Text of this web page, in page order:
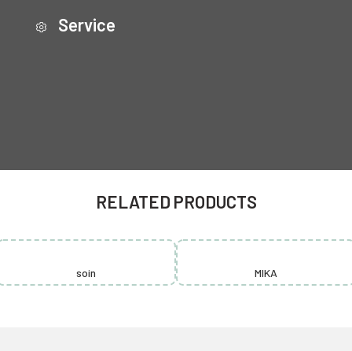
Service
RELATED PRODUCTS
soin MIKA